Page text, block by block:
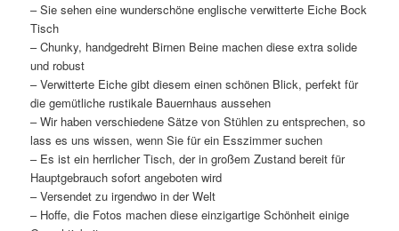
– Sie sehen eine wunderschöne englische verwitterte Eiche Bock
Tisch
– Chunky, handgedreht Birnen Beine machen diese extra solide
und robust
– Verwitterte Eiche gibt diesem einen schönen Blick, perfekt für
die gemütliche rustikale Bauernhaus aussehen
– Wir haben verschiedene Sätze von Stühlen zu entsprechen, so
lass es uns wissen, wenn Sie für ein Esszimmer suchen
– Es ist ein herrlicher Tisch, der in großem Zustand bereit für
Hauptgebrauch sofort angeboten wird
– Versendet zu irgendwo in der Welt
– Hoffe, die Fotos machen diese einzigartige Schönheit einige